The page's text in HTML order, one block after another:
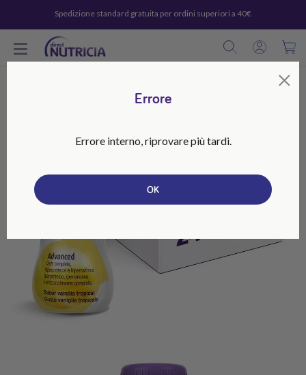
Spedizione standard gratuita per ordini superiori a 40€
×
Errore
Errore interno, riprovare più tardi.
OK